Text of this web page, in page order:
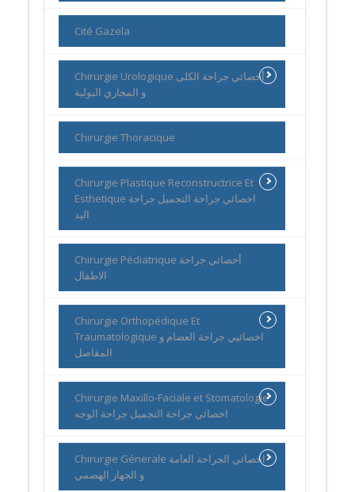
Cité Gazela
Chirurgie Urologique أخصائي جراحة الكلى
و المجاري البولية
Chirurgie Thoracique
Chirurgie Plastique Reconstructrice Et
Esthetique اخصائي جراحة التجميل جراحة
اليد
Chirurgie Pédiatrique أخصائي جراحة
الاطفال
Chirurgie Orthopédique Et
Traumatologique اخصائيي جراحة العضام و
المفاصل
Chirurgie Maxillo-Faciale et Stomatologie
اخصائي جراحة التجميل جراحة الوجه
Chirurgie Génerale اخصائي الجراحة العامة
و الجهاز الهضمي